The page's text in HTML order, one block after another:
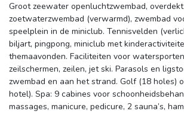
Groot zeewater openluchtzwembad, overdekt
zoetwaterzwembad (verwarmd), zwembad
speelplein in de miniclub. Tennisvelden
biljart, pingpong, miniclub met
themaavonden. Faciliteiten voor
zeilschermen, zeilen, jet ski. Parasols en
zwembad en aan het strand. Golf (18 holes)
hotel). Spa: 9 cabines voor
massages, manicure, pedicure, 2 sauna’s,